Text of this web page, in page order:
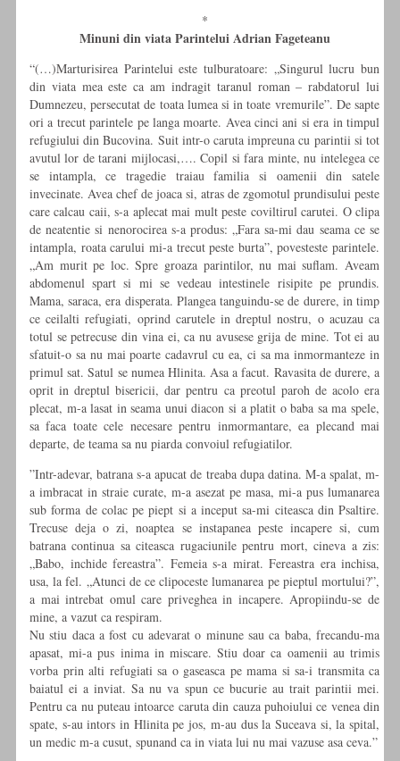
*
Minuni din viata Parintelui Adrian Fageteanu
“(…)Marturisirea Parintelui este tulburatoare: „Singurul lucru bun
din viata mea este ca am indragit taranul roman – rabdatorul lui
Dumnezeu, persecutat de toata lumea si in toate vremurile”. De sapte
ori a trecut parintele pe langa moarte. Avea cinci ani si era in timpul
refugiului din Bucovina. Suit intr-o caruta impreuna cu parintii si tot
avutul lor de tarani mijlocasi,…. Copil si fara minte, nu intelegea ce
se intampla, ce tragedie traiau familia si oamenii din satele
invecinate. Avea chef de joaca si, atras de zgomotul prundisului peste
care calcau caii, s-a aplecat mai mult peste coviltirul carutei. O clipa
de neatentie si nenorocirea s-a produs: „Fara sa-mi dau seama ce se
intampla, roata carului mi-a trecut peste burta”, povesteste parintele.
„Am murit pe loc. Spre groaza parintilor, nu mai suflam. Aveam
abdomenul spart si mi se vedeau intestinele risipite pe prundis.
Mama, saraca, era disperata. Plangea tanguindu-se de durere, in timp
ce ceilalti refugiati, oprind carutele in dreptul nostru, o acuzau ca
totul se petrecuse din vina ei, ca nu avusese grija de mine. Tot ei au
sfatuit-o sa nu mai poarte cadavrul cu ea, ci sa ma inmormanteze in
primul sat. Satul se numea Hlinita. Asa a facut. Ravasita de durere, a
oprit in dreptul bisericii, dar pentru ca preotul paroh de acolo era
plecat, m-a lasat in seama unui diacon si a platit o baba sa ma spele,
sa faca toate cele necesare pentru inmormantare, ea plecand mai
departe, de teama sa nu piarda convoiul refugiatilor.
”Intr-adevar, batrana s-a apucat de treaba dupa datina. M-a spalat, m-
a imbracat in straie curate, m-a asezat pe masa, mi-a pus lumanarea
sub forma de colac pe piept si a inceput sa-mi citeasca din Psaltire.
Trecuse deja o zi, noaptea se instapanea peste incapere si, cum
batrana continua sa citeasca rugaciunile pentru mort, cineva a zis:
„Babo, inchide fereastra”. Femeia s-a mirat. Fereastra era inchisa,
usa, la fel. „Atunci de ce clipoceste lumanarea pe pieptul mortului?”,
a mai intrebat omul care priveghea in incapere. Apropiindu-se de
mine, a vazut ca respiram.
Nu stiu daca a fost cu adevarat o minune sau ca baba, frecandu-ma
apasat, mi-a pus inima in miscare. Stiu doar ca oamenii au trimis
vorba prin alti refugiati sa o gaseasca pe mama si sa-i transmita ca
baiatul ei a inviat. Sa nu va spun ce bucurie au trait parintii mei.
Pentru ca nu puteau intoarce caruta din cauza puhoiului ce venea din
spate, s-au intors in Hlinita pe jos, m-au dus la Suceava si, la spital,
un medic m-a cusut, spunand ca in viata lui nu mai vazuse asa ceva.”